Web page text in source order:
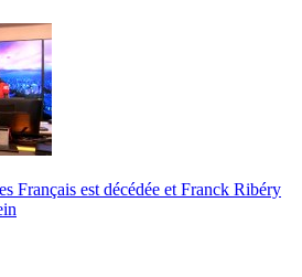
Français est décédée et Franck Ribéry